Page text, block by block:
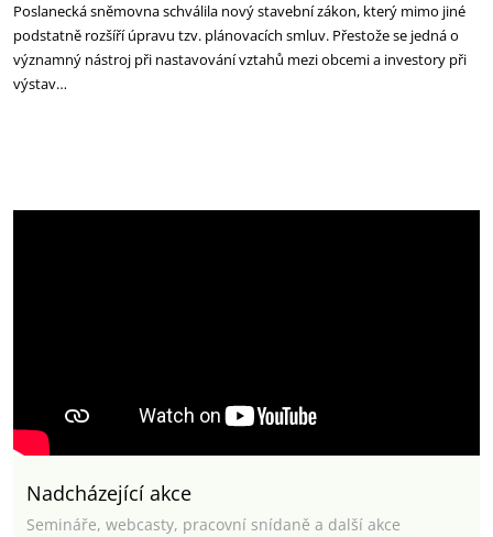
Poslanecká sněmovna schválila nový stavební zákon, který mimo jiné
podstatně rozšíří úpravu tzv. plánovacích smluv. Přestože se jedná o
významný nástroj při nastavování vztahů mezi obcemi a investory při
výstav…
Nadcházející akce
Semináře, webcasty, pracovní snídaně a další akce